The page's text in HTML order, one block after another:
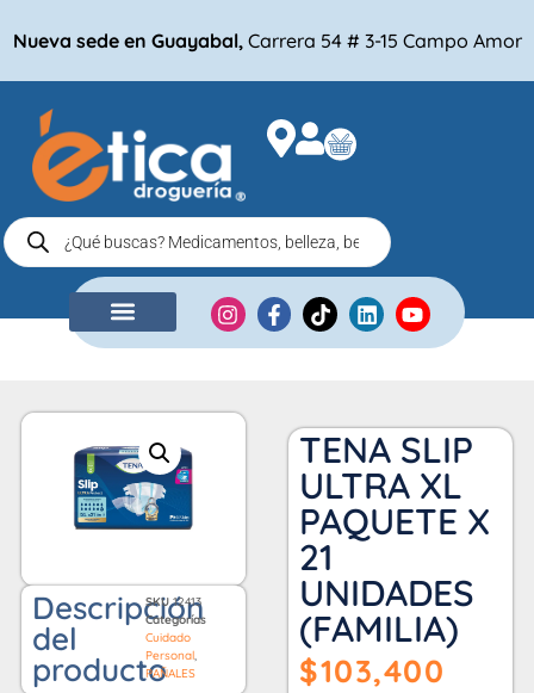
Nueva sede en Guayabal, Carrera 54 # 3-15 Campo Amor
Descripción
del
producto
SKU12413
Categorías
Cuidado
Personal,
PAÑALES
TENA SLIP
ULTRA XL
PAQUETE X
21
UNIDADES
(FAMILIA)
$103,400